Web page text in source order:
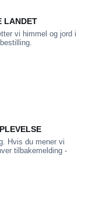
LANDET
vi himmel og jord i
Hvis du mener vi
tilbakemelding -